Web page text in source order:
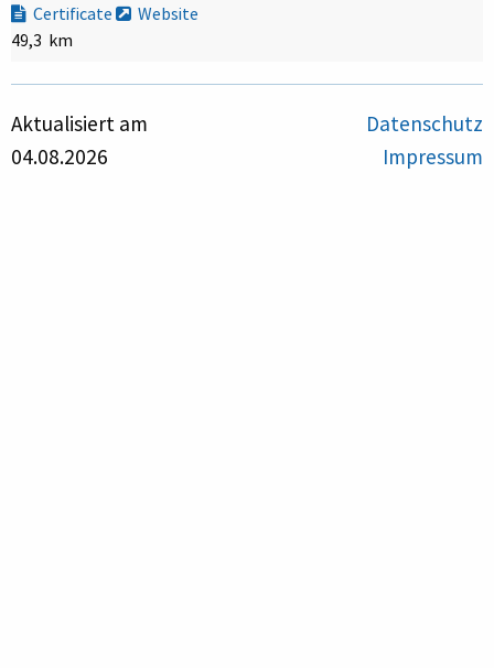
Certificate
Website
49,3 km
Aktualisiert am
04.08.2026
Datenschutz
Impressum